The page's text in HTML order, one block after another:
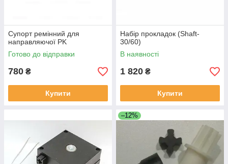
Супорт ремінний для
направляючої PK
Готово до відправки
780 ₴
Купити
Набір прокладок (Shaft-
30/60)
В наявності
1 820 ₴
Купити
–12%